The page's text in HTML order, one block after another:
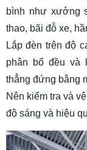
bình như xưởng
thao, bãi đỗ xe,
Lắp đèn trên độ
phân bố đều và
thẳng đứng bằng
Nên kiểm tra và
độ sáng và hiệu